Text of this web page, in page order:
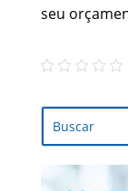
seu